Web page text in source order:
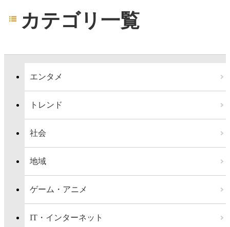
カテゴリ一覧
エンタメ
トレンド
社会
地域
ゲーム・アニメ
IT・インターネット